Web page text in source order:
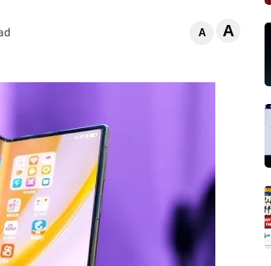
A A